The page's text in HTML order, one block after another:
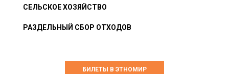
СЕЛЬСКОЕ ХОЗЯЙСТВО
РАЗДЕЛЬНЫЙ СБОР ОТХОДОВ
БИЛЕТЫ В ЭТНОМИР